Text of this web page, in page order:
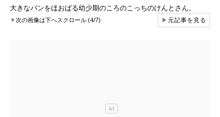
大きなパンをほおばる幼少期のころのこっちのけんとさん。
▼次の画像は下へスクロール (4/7) ▶元記事を見る